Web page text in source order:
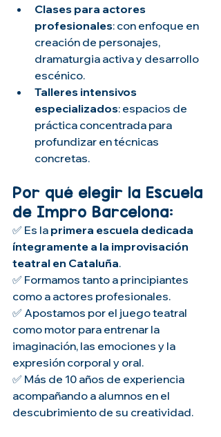
Clases para actores
profesionales: con enfoque en
creación de personajes,
dramaturgia activa y desarrollo
escénico.
Talleres intensivos
especializados: espacios de
práctica concentrada para
profundizar en técnicas
concretas.
Por qué elegir la Escuela
de Impro Barcelona:
✅ Es la primera escuela dedicada
íntegramente a la improvisación
teatral en Cataluña.
✅ Formamos tanto a principiantes
como a actores profesionales.
✅ Apostamos por el juego teatral
como motor para entrenar la
imaginación, las emociones y la
expresión corporal y oral.
✅ Más de 10 años de experiencia
acompañando a alumnos en el
descubrimiento de su creatividad.